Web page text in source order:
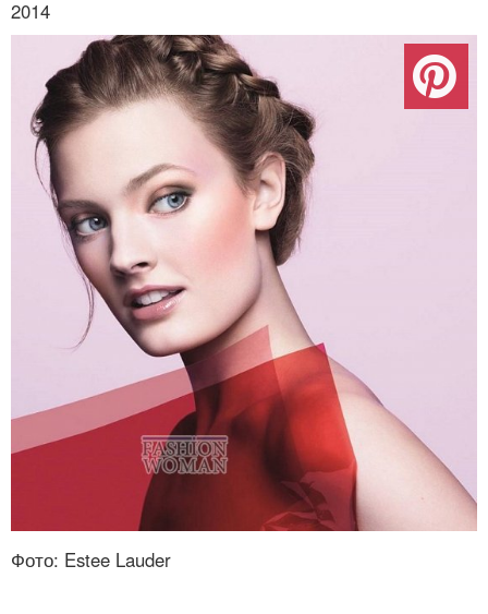
2014
Фото: Estee Lauder